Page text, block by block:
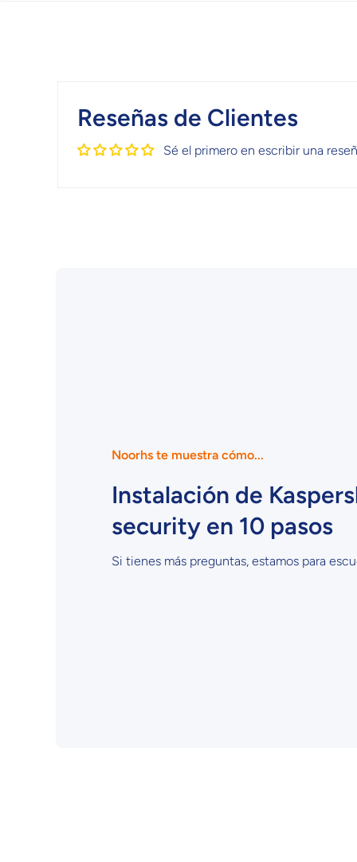
Reseñas de Clientes
Sé el primero en escribir una
Noorhs te muestra cómo...
Instalación de
security en 10 pasos
Si tienes más preguntas, estamos para